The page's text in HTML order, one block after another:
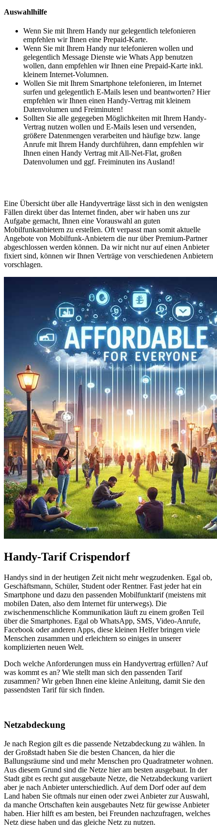
Auswahlhilfe
Wenn Sie mit Ihrem Handy nur gelegentlich telefonieren
empfehlen wir Ihnen eine Prepaid-Karte.
Wenn Sie mit Ihrem Handy nur telefonieren wollen und
gelegentlich Message Dienste wie Whats App benutzen
wollen, dann empfehlen wir Ihnen eine Prepaid-Karte inkl.
kleinem Internet-Volumnen.
Wollen Sie mit Ihrem Smartphone telefonieren, im Internet
surfen und gelegentlich E-Mails lesen und beantworten? Hier
empfehlen wir Ihnen einen Handy-Vertrag mit kleinem
Datenvolumen und Freiminuten!
Sollten Sie alle gegegeben Möglichkeiten mit Ihrem Handy-
Vertrag nutzen wollen und E-Mails lesen und versenden,
größere Datenmengen verarbeiten und häufige bzw. lange
Anrufe mit Ihrem Handy durchführen, dann empfehlen wir
Ihnen einen Handy Vertrag mit All-Net-Flat, großen
Datenvolumen und ggf. Freiminuten ins Ausland!
Eine Übersicht über alle Handyverträge lässt sich in den wenigsten
Fällen direkt über das Internet finden, aber wir haben uns zur
Aufgabe gemacht, Ihnen eine Vorauswahl an guten
Mobilfunkanbietern zu erstellen. Oft verpasst man somit aktuelle
Angebote von Mobilfunk-Anbietern die nur über Premium-Partner
abgeschlossen werden können. Da wir nicht nur auf einen Anbieter
fixiert sind, können wir Ihnen Verträge von verschiedenen Anbietern
vorschlagen.
Handy-Tarif Crispendorf
Handys sind in der heutigen Zeit nicht mehr wegzudenken. Egal ob,
Geschäftsmann, Schüler, Student oder Rentner. Fast jeder hat ein
Smartphone und dazu den passenden Mobilfunktarif (meistens mit
mobilen Daten, also dem Internet für unterwegs). Die
zwischenmenschliche Kommunikation läuft zu einem großen Teil
über die Smartphones. Egal ob WhatsApp, SMS, Video-Anrufe,
Facebook oder anderen Apps, diese kleinen Helfer bringen viele
Menschen zusammen und erleichtern so einiges in unserer
komplizierten neuen Welt.
Doch welche Anforderungen muss ein Handyvertrag erfüllen? Auf
was kommt es an? Wie stellt man sich den passenden Tarif
zusammen? Wir geben Ihnen eine kleine Anleitung, damit Sie den
passendsten Tarif für sich finden.
Netzabdeckung
Je nach Region gilt es die passende Netzabdeckung zu wählen. In
der Großstadt haben Sie die besten Chancen, da hier die
Ballungsräume sind und mehr Menschen pro Quadratmeter wohnen.
Aus diesem Grund sind die Netze hier am besten ausgebaut. In der
Stadt gibt es recht gut ausgebaute Netze, die Netzabdeckung variiert
aber je nach Anbieter unterschiedlich. Auf dem Dorf oder auf dem
Land haben Sie oftmals nur einen oder zwei Anbieter zur Auswahl,
da manche Ortschaften kein ausgebautes Netz für gewisse Anbieter
haben. Hier hilft es am besten, bei Freunden nachzufragen, welches
Netz diese haben und das gleiche Netz zu nutzen.